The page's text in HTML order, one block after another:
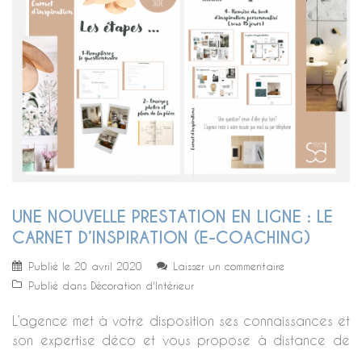
UNE NOUVELLE PRESTATION EN LIGNE : LE
CARNET D’INSPIRATION (E-COACHING)
Publié le 20 avril 2020
Laisser un commentaire
Publié dans Décoration d'Intérieur
L’agence met à votre disposition ses connaissances et
son expertise déco et vous propose à distance de